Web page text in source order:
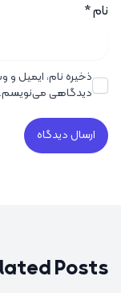
نام*
ذخیره نام، ایمیل و
دیدگاهی می‌نویسم.
Posts